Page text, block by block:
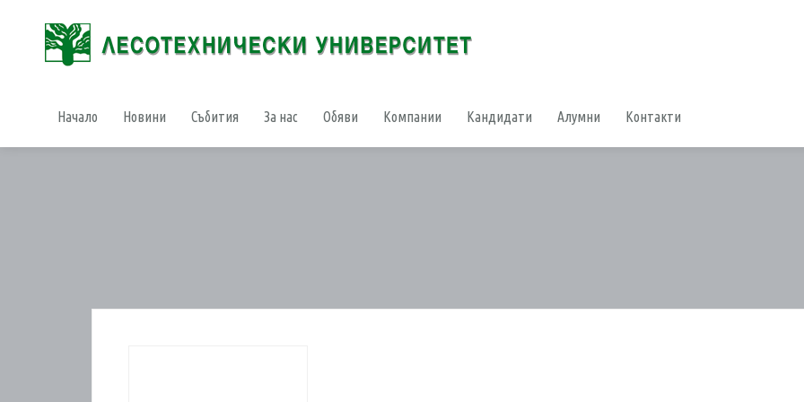
Начало Новини Събития За нас Обяви Компании Кандидати Алумни Контакти